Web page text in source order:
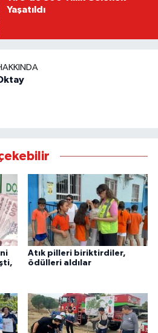
Yaşatıldı
Atık pilleri biriktirdiler,
ödülleri aldılar